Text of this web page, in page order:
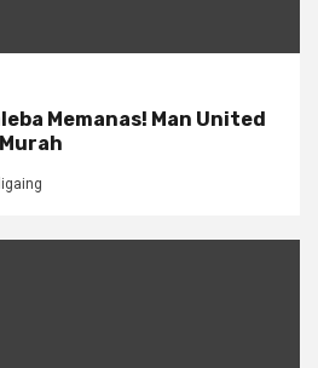
Memanas! Man United